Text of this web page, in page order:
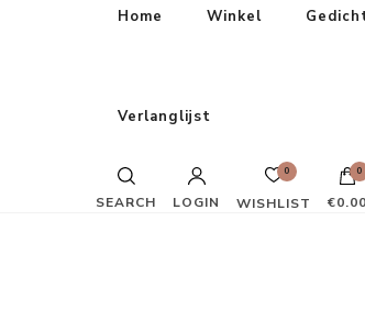
Home Winkel
Verras je vader
Verlanglijst
SEARCH LOGIN
0
WISHLIST
0
€0.00